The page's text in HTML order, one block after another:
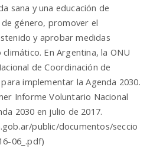
sana y una educación de
género, promover el
y aprobar medidas
En Argentina, la ONU
de Coordinación de
para implementar la Agenda 2030.
Informe Voluntario Nacional
2030 en julio de 2017.
public/documentos/seccio
06_.pdf)